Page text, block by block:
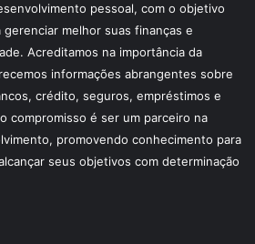
pessoal, com o objetivo
melhor suas finanças e
Acreditamos na importância da
informações abrangentes sobre
crédito, seguros, empréstimos e
compromisso é ser um parceiro na
promovendo conhecimento para
seus objetivos com determinação